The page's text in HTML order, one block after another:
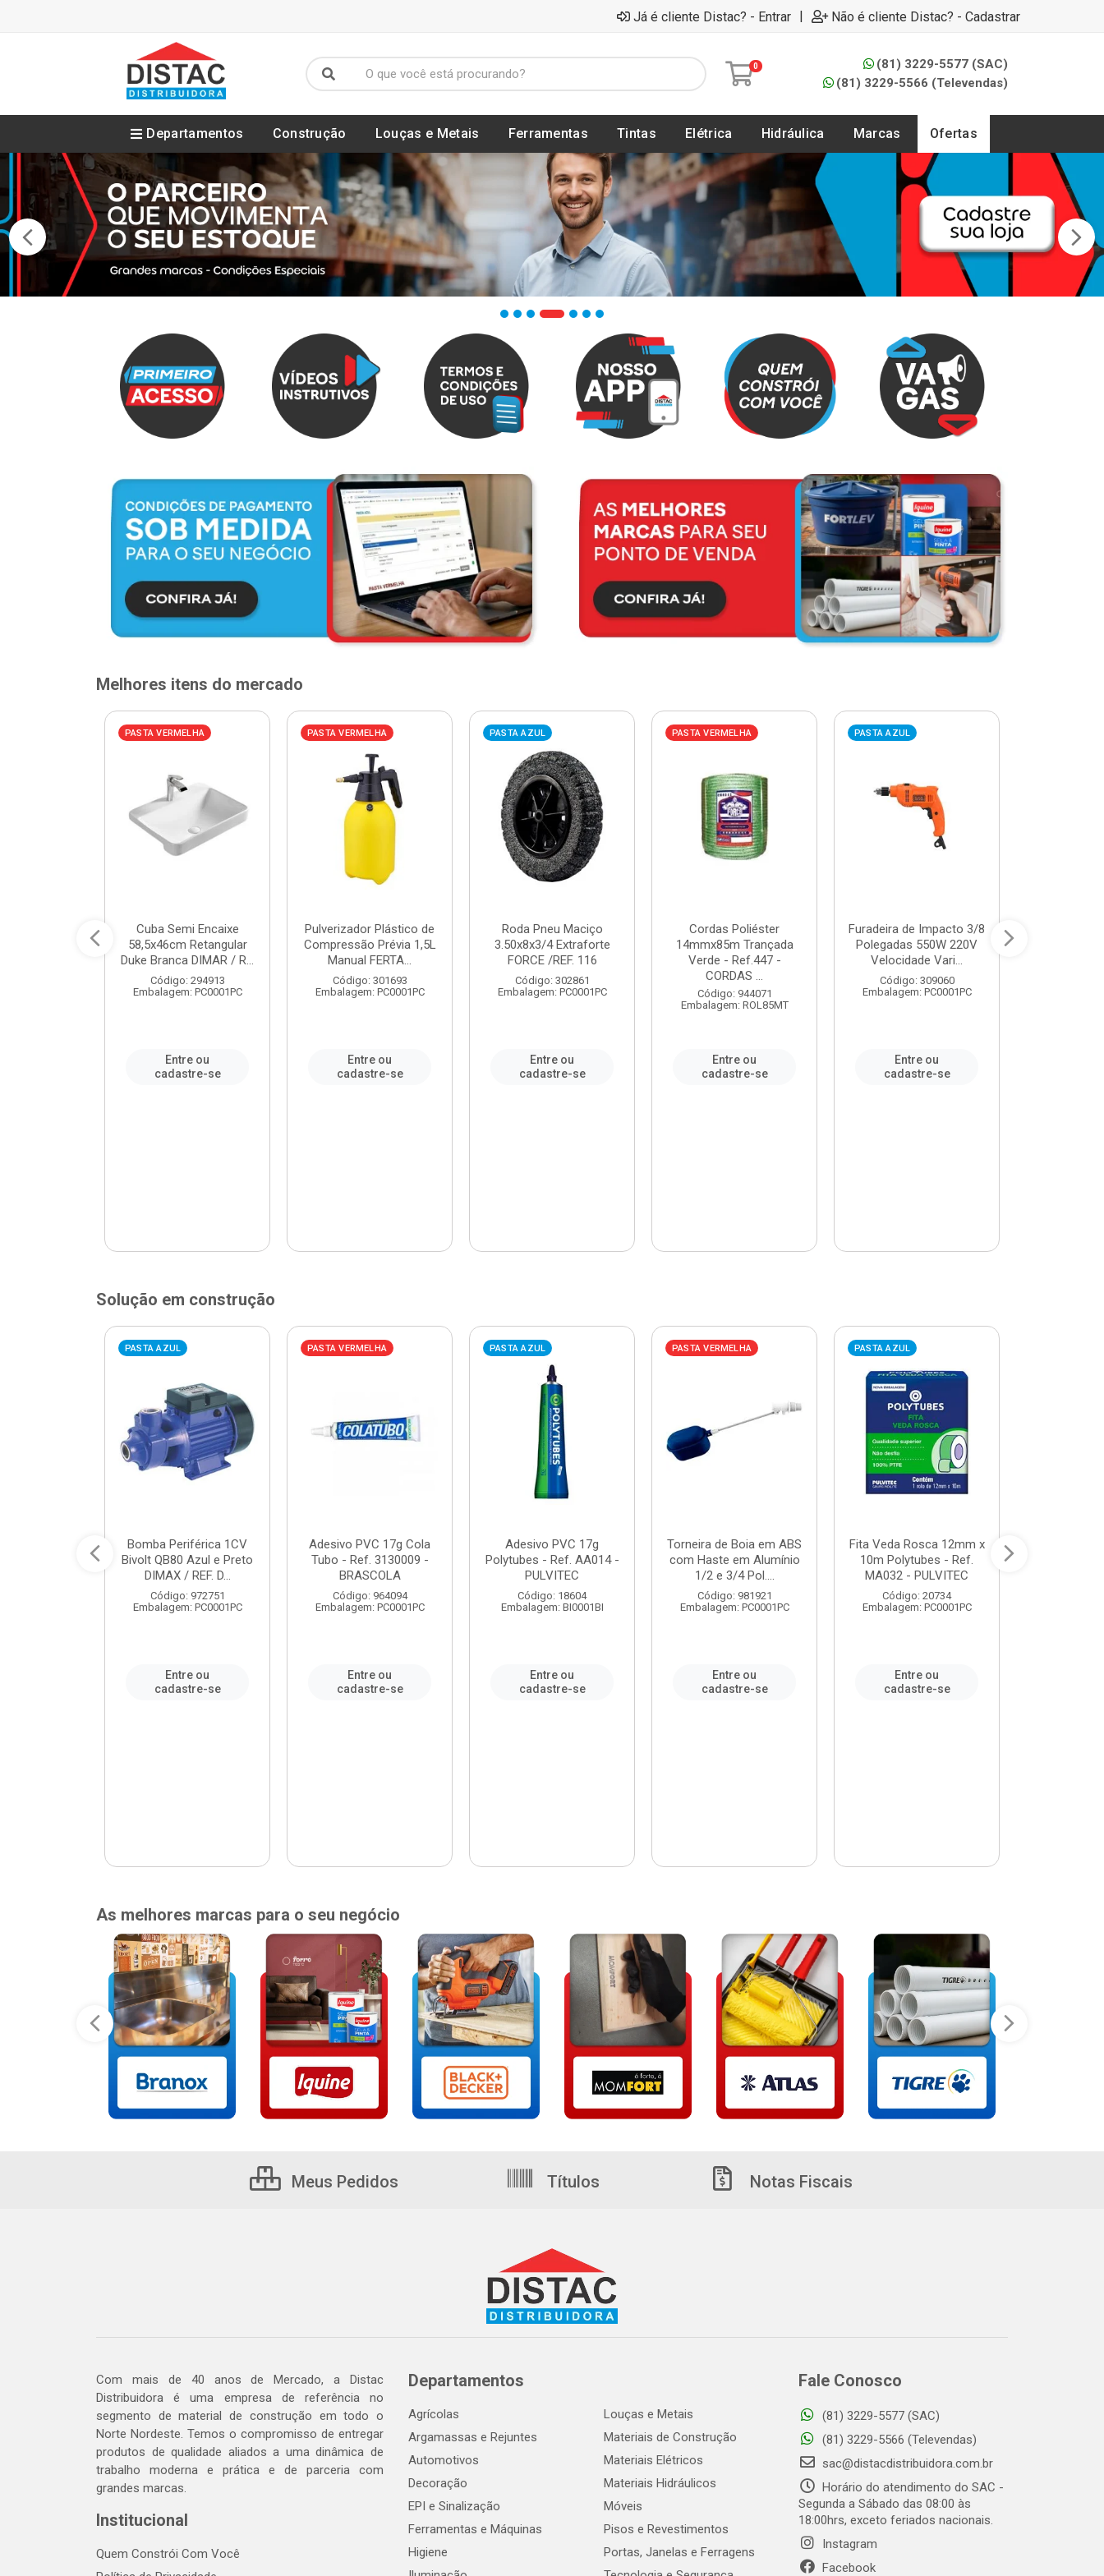
Já é cliente Distac? - Entrar | Não é cliente Distac? - Cadastrar
0
(81) 3229-5577 (SAC)
(81) 3229-5566 (Televendas)
Departamentos Construção Louças e Metais Ferramentas Tintas Elétrica Hidráulica Marcas Ofertas
Melhores itens do mercado
PASTA VERMELHA
Cuba Semi Encaixe
58,5x46cm Retangular
Duke Branca DIMAR / R...
Código: 294913
Embalagem: PC0001PC
Entre ou
cadastre-se
PASTA VERMELHA
Pulverizador Plástico de
Compressão Prévia 1,5L
Manual FERTA...
Código: 301693
Embalagem: PC0001PC
Entre ou
cadastre-se
PASTA AZUL
Roda Pneu Maciço
3.50x8x3/4 Extraforte
FORCE /REF. 116
Código: 302861
Embalagem: PC0001PC
Entre ou
cadastre-se
PASTA VERMELHA
Cordas Poliéster
14mmx85m Trançada
Verde - Ref.447 -
CORDAS ...
Código: 944071
Embalagem: ROL85MT
Entre ou
cadastre-se
PASTA AZUL
Furadeira de Impacto 3/8
Polegadas 550W 220V
Velocidade Vari...
Código: 309060
Embalagem: PC0001PC
Entre ou
cadastre-se
Solução em construção
PASTA AZUL
Bomba Periférica 1CV
Bivolt QB80 Azul e Preto
DIMAX / REF. D...
Código: 972751
Embalagem: PC0001PC
Entre ou
cadastre-se
PASTA VERMELHA
Adesivo PVC 17g Cola
Tubo - Ref. 3130009 -
BRASCOLA
Código: 964094
Embalagem: PC0001PC
Entre ou
cadastre-se
PASTA AZUL
Adesivo PVC 17g
Polytubes - Ref. AA014 -
PULVITEC
Código: 18604
Embalagem: BI0001BI
Entre ou
cadastre-se
PASTA VERMELHA
Torneira de Boia em ABS
com Haste em Alumínio
1/2 e 3/4 Pol....
Código: 981921
Embalagem: PC0001PC
Entre ou
cadastre-se
PASTA AZUL
Fita Veda Rosca 12mm x
10m Polytubes - Ref.
MA032 - PULVITEC
Código: 20734
Embalagem: PC0001PC
Entre ou
cadastre-se
As melhores marcas para o seu negócio
Meus Pedidos Títulos Notas Fiscais
Com mais de 40 anos de Mercado, a Distac
Distribuidora é uma empresa de referência no
segmento de material de construção em todo o
Norte Nordeste. Temos o compromisso de entregar
produtos de qualidade aliados a uma dinâmica de
trabalho moderna e prática e de parceria com
grandes marcas.
Institucional
Quem Constrói Com Você
Departamentos
Agrícolas
Argamassas e Rejuntes
Automotivos
Decoração
EPI e Sinalização
Ferramentas e Máquinas
Higiene
Louças e Metais
Materiais de Construção
Materiais Elétricos
Materiais Hidráulicos
Móveis
Pisos e Revestimentos
Portas, Janelas e Ferragens
Fale Conosco
(81) 3229-5577 (SAC)
(81) 3229-5566 (Televendas)
sac@distacdistribuidora.com.br
Horário do atendimento do SAC -
Segunda a Sábado das 08:00 às
18:00hrs, exceto feriados nacionais.
Instagram
Facebook